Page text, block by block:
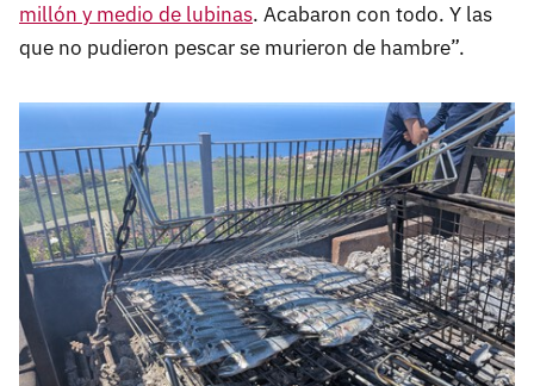
millón y medio de lubinas. Acabaron con todo. Y las
que no pudieron pescar se murieron de hambre”.